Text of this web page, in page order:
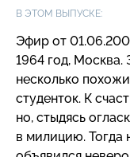
В ЭТОМ ВЫПУСКЕ:
Эфир от
1964 год, Москва.
несколько
студенток. К
но, стыдясь
в милицию. Тогда